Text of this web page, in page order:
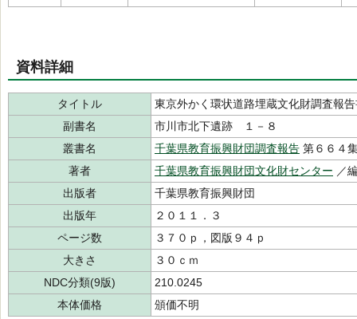
資料詳細
タイトル
東京外かく環状道路埋蔵文化財調査報
副書名
市川市北下遺跡 １－８
叢書名
千葉県教育振興財団調査報告 第６６４
著者
千葉県教育振興財団文化財センター ／
出版者
千葉県教育振興財団
出版年
２０１１．３
ページ数
３７０ｐ，図版９４ｐ
大きさ
３０ｃｍ
NDC分類(9版)
210.0245
本体価格
頒価不明